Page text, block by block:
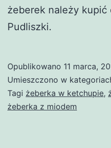
żeberek należy
Pudliszki.
Opublikowano 11 marca,
Umieszczono w
Tagi żeberka w ketchupie,
żeberka z miodem